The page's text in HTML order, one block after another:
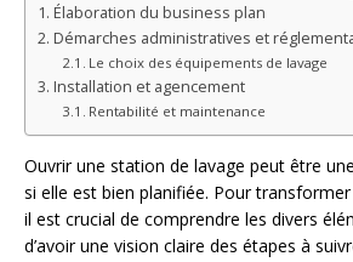
Élaboration du business plan
Démarches administratives et
Le choix des équipements de lavage
Installation et agencement
Rentabilité et maintenance
Ouvrir une station de lavage peut être
si elle est bien planifiée. Pour
il est crucial de comprendre les divers
d’avoir une vision claire des étapes à